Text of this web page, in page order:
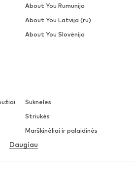
Suknelės
Striukės
Marškinėliai ir palaidinės
Apatiniai
Palaidinės ir tunikos
Daugiau
About You Rumunija
About You Latvija (ru)
About You Slovėnija